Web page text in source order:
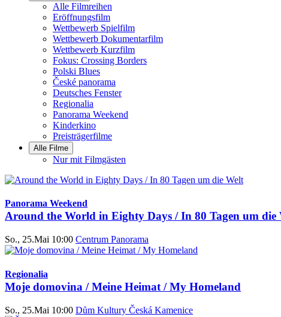
Alle Filmreihen
Eröffnungsfilm
Wettbewerb Spielfilm
Wettbewerb Dokumentarfilm
Wettbewerb Kurzfilm
Fokus: Crossing Borders
Polski Blues
České panorama
Deutsches Fenster
Regionalia
Panorama Weekend
Kinderkino
Preisträgerfilme
Alle Filme
Nur mit Filmgästen
Panorama Weekend
Around the World in Eighty Days / In 80 Tagen um die
So., 25.Mai 10:00 Centrum Panorama
Regionalia
Moje domovina / Meine Heimat / My Homeland
So., 25.Mai 10:00 Dům Kultury Česká Kamenice